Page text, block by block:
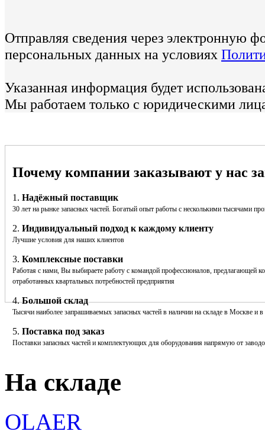
Отправляя сведения через электронную
персональных данных на условиях
Указанная информация будет
Мы работаем только с юридическими
Почему компании заказывают у нас
1. Надёжный поставщик
30 лет на рынке запасных частей. Богатый опыт работы с несколькими тысячами
2. Индивидуальный подход к каждому клиенту
Лучшие условия для наших клиентов
3. Комплексные поставки
Работая с нами, Вы выбираете работу с командой профессионалов, предлагающей
отработанных квартальных потребностей предприятия
4.Большой склад
Тысячи наиболее запрашиваемых запасных частей в наличии на складе в Москве и
5. Поставка под заказ
Поставки запасных частей и комплектующих для оборудования напрямую от
На складе
OLAER